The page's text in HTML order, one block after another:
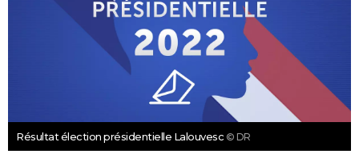
Résultat élection présidentielle Lalouvesc © DR